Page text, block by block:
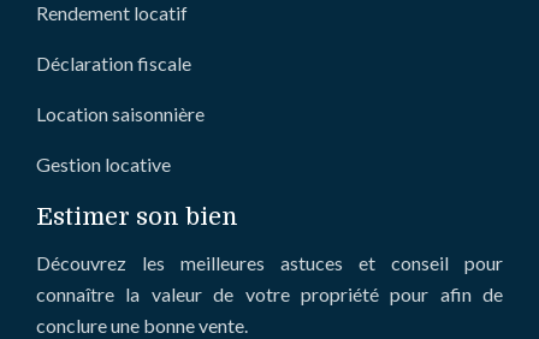
Rendement locatif
Déclaration fiscale
Location saisonnière
Gestion locative
Estimer son bien
Découvrez les meilleures astuces et conseil pour
connaître la valeur de votre propriété pour afin de
conclure une bonne vente.